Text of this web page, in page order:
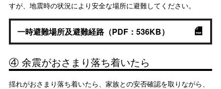
すが、地震時の状況により安全な場所に避難してください。
一時避難場所及避難経路（PDF：536KB）
④ 余震がおさまり落ち着いたら
揺れがおさまり落ち着いたら、家族との安否確認を取りながら、